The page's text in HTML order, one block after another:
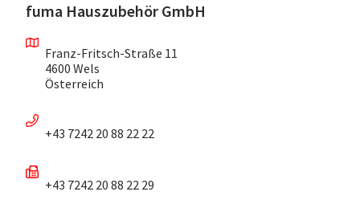
fuma Hauszubehör GmbH
Franz-Fritsch-Straße 11
4600 Wels
Österreich
+43 7242 20 88 22 22
+43 7242 20 88 22 29